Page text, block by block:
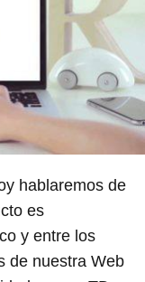
hablaremos de
es
y entre los
de nuestra Web